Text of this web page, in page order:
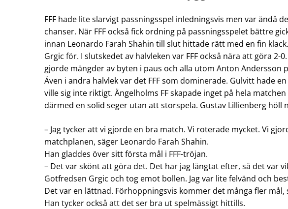
FFF hade lite slarvigt passningsspel inledningsvis men var ändå
chanser. När FFF också fick ordning på passningsspelet bättre
innan Leonardo Farah Shahin till slut hittade rätt med en fin
Grgic för. I slutskedet av halvleken var FFF också nära att göra 2-
gjorde mängder av byten i paus och alla utom Anton Andersson
Även i andra halvlek var det FFF som dominerade. Gulvitt hade
ville sig inte riktigt. Ängelholms FF skapade inget på hela
därmed en solid seger utan att storspela. Gustav Lillienberg höll
– Jag tycker att vi gjorde en bra match. Vi roterade mycket. Vi
matchplanen, säger Leonardo Farah Shahin.
Han gladdes över sitt första mål i FFF-tröjan.
– Det var skönt att göra det. Det har jag längtat efter, så det var
Gotfredsen Grgic och tog emot bollen. Jag var lite felvänd och
Det var en lättnad. Förhoppningsvis kommer det många fler mål,
Han tycker också att det ser bra ut spelmässigt hittills.